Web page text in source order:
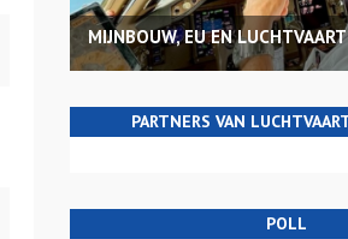
MIJNBOUW, EU EN LUCHTVAART
PARTNERS VAN
POLL